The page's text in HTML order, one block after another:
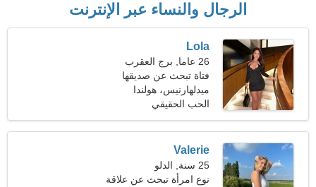
الرجال والنساء عبر الإنترنت
Lola
26 عاما, برج العقرب
فتاة تبحث عن صديقها
ميدلهارنيس، هولندا
الحب الحقيقي
Valerie
25 سنة, الدلو
نوع امرأة تبحث عن علاقة